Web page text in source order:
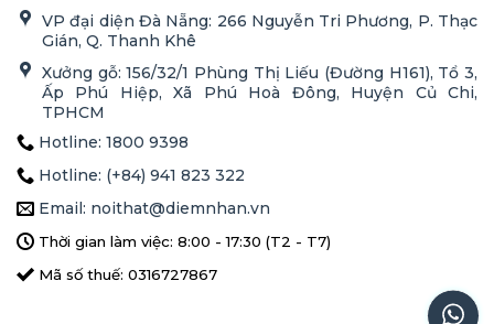
VP đại diện Đà Nẵng: 266 Nguyễn Tri Phương, P. Thạc
Gián, Q. Thanh Khê
Xưởng gỗ: 156/32/1 Phùng Thị Liếu (Đường H161), Tổ 3,
Ấp Phú Hiệp, Xã Phú Hoà Đông, Huyện Củ Chi,
TPHCM
Hotline: 1800 9398
Hotline: (+84) 941 823 322
Email: noithat@diemnhan.vn
Thời gian làm việc: 8:00 - 17:30 (T2 - T7)
Mã số thuế: 0316727867